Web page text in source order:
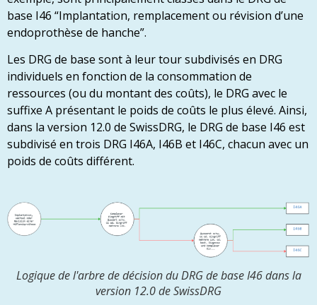
base I46 “Implantation, remplacement ou révision d’une
endoprothèse de hanche”.
Les DRG de base sont à leur tour subdivisés en DRG
individuels en fonction de la consommation de
ressources (ou du montant des coûts), le DRG avec le
suffixe A présentant le poids de coûts le plus élevé. Ainsi,
dans la version 12.0 de SwissDRG, le DRG de base I46 est
subdivisé en trois DRG I46A, I46B et I46C, chacun avec un
poids de coûts différent.
Logique de l'arbre de décision du DRG de base I46 dans la
version 12.0 de SwissDRG